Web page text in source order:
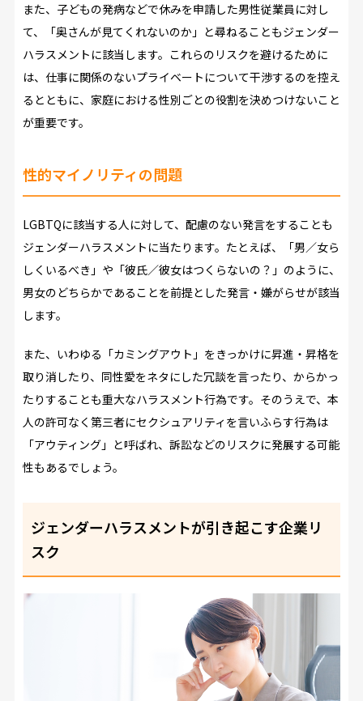
また、子どもの発病などで休みを申請した男性従業員に対し
て、「奥さんが見てくれないのか」と尋ねることもジェンダー
ハラスメントに該当します。これらのリスクを避けるために
は、仕事に関係のないプライベートについて干渉するのを控え
るとともに、家庭における性別ごとの役割を決めつけないこと
が重要です。
性的マイノリティの問題
LGBTQに該当する人に対して、配慮のない発言をすることも
ジェンダーハラスメントに当たります。たとえば、「男／女ら
しくいるべき」や「彼氏／彼女はつくらないの？」のように、
男女のどちらかであることを前提とした発言・嫌がらせが該当
します。
また、いわゆる「カミングアウト」をきっかけに昇進・昇格を
取り消したり、同性愛をネタにした冗談を言ったり、からかっ
たりすることも重大なハラスメント行為です。そのうえで、本
人の許可なく第三者にセクシュアリティを言いふらす行為は
「アウティング」と呼ばれ、訴訟などのリスクに発展する可能
性もあるでしょう。
ジェンダーハラスメントが引き起こす企業リ
スク